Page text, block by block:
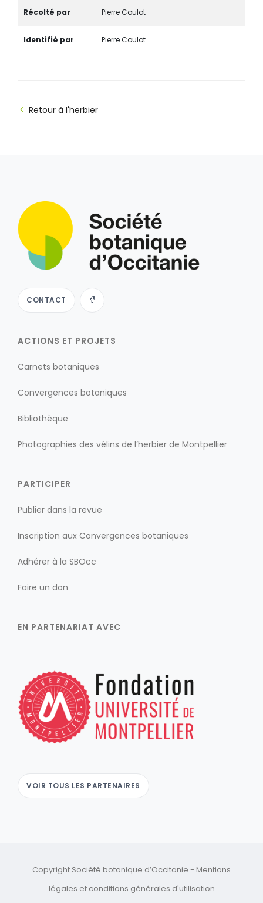
Récolté par Pierre Coulot
Identifié par Pierre Coulot
Retour à l'herbier
CONTACT
ACTIONS ET PROJETS
Carnets botaniques
Convergences botaniques
Bibliothèque
Photographies des vélins de l’herbier de Montpellier
PARTICIPER
Publier dans la revue
Inscription aux Convergences botaniques
Adhérer à la SBOcc
Faire un don
EN PARTENARIAT AVEC
VOIR TOUS LES PARTENAIRES
Copyright Société botanique d’Occitanie - Mentions
légales et conditions générales d'utilisation